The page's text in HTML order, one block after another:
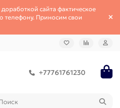
сайта фактическое
телефону. Приносим свои
+77761761230